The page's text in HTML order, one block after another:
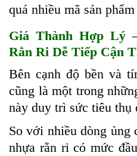
quá nhiều mã sản
Giá Thành Hợp Lý
Rằn Ri Dễ Tiếp Cận
Bên cạnh độ bền và
cũng là một trong
này duy trì sức tiêu thụ
So với nhiều dòng ủng
nhựa rằn ri có mức